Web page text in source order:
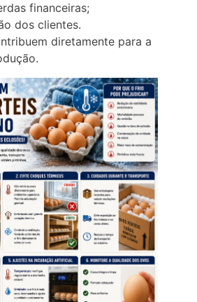
financeiras;
dos clientes.
diretamente para a